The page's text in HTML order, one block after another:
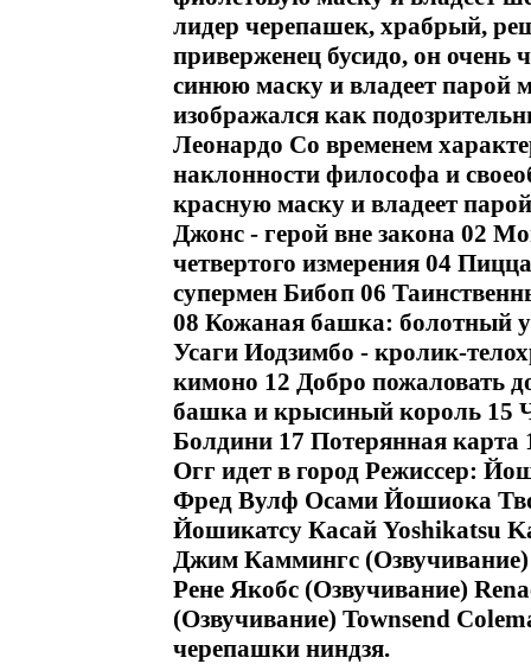
лидер черепашек, храбрый,
приверженец бусидо, он очень
синюю маску и владеет парой
изображался как
Леонардо Со временем
наклонности философа и
красную маску и владеет
Джонс - герой вне закона 02
четвертого измерения 04
супермен Бибоп 06
08 Кожаная башка: болотный
Усаги Иодзимбо - кролик-
кимоно 12 Добро пожаловать
башка и крысиный король 15
Болдини 17 Потерянная карта
Огг идет в город Режиссер:
Фред Вулф Осами Йошиока
Йошикатсу Касай Yoshikatsu
Джим Каммингс
Рене Якобс (Озвучивание)
(Озвучивание) Townsend
черепашки ниндзя.